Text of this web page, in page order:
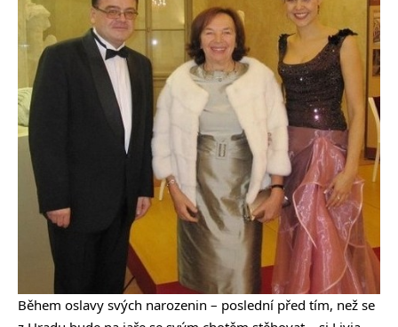
Během oslavy svých narozenin – poslední před tím, než se